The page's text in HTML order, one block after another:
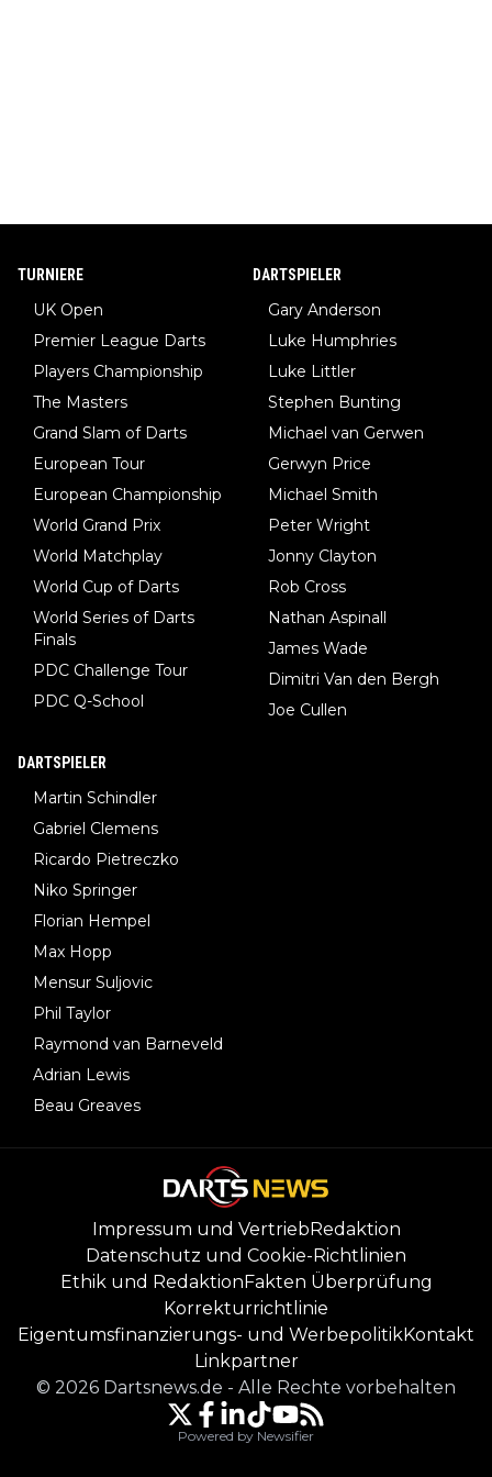
TURNIERE
UK Open
Premier League Darts
Players Championship
The Masters
Grand Slam of Darts
European Tour
European Championship
World Grand Prix
World Matchplay
World Cup of Darts
World Series of Darts
Finals
PDC Challenge Tour
PDC Q-School
DARTSPIELER
Gary Anderson
Luke Humphries
Luke Littler
Stephen Bunting
Michael van Gerwen
Gerwyn Price
Michael Smith
Peter Wright
Jonny Clayton
Rob Cross
Nathan Aspinall
James Wade
Dimitri Van den Bergh
Joe Cullen
DARTSPIELER
Martin Schindler
Gabriel Clemens
Ricardo Pietreczko
Niko Springer
Florian Hempel
Max Hopp
Mensur Suljovic
Phil Taylor
Raymond van Barneveld
Adrian Lewis
Beau Greaves
Impressum und VertriebRedaktion
Datenschutz und Cookie-Richtlinien
Ethik und RedaktionFakten Überprüfung
Korrekturrichtlinie
Eigentumsfinanzierungs- und WerbepolitikKontakt
Linkpartner
© 2026 Dartsnews.de - Alle Rechte vorbehalten
Powered by Newsifier